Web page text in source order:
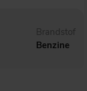
Brandstof
Benzine